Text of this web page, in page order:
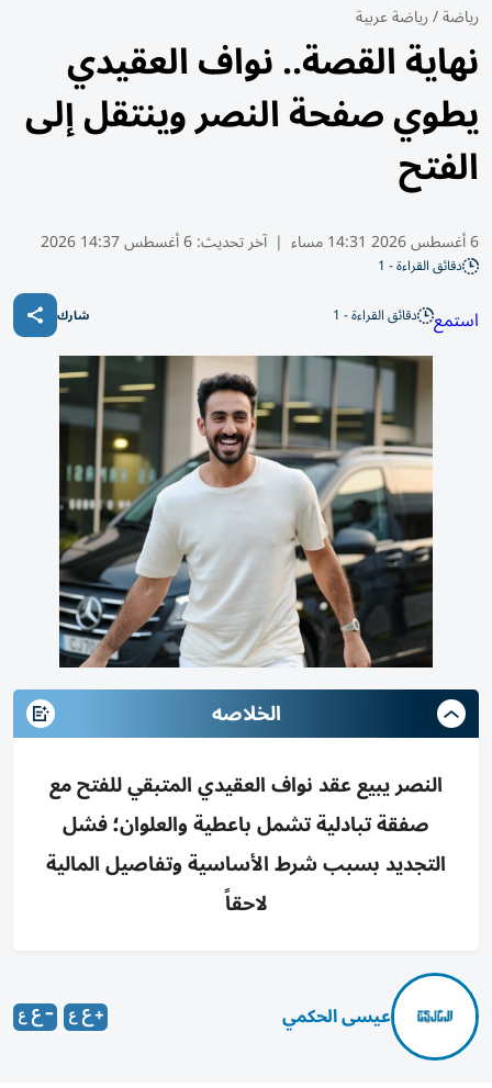
رياضة/رياضة عربية
نهاية القصة.. نواف العقيدي
يطوي صفحة النصر وينتقل إلى
الفتح
6 أغسطس 2026 14:31 مساء | آخر تحديث:6 أغسطس 14:37 2026
دقائق القراءة - 1
استمع دقائق القراءة - 1 شارك
الخلاصه
النصر يبيع عقد نواف العقيدي المتبقي للفتح مع
صفقة تبادلية تشمل باعطية والعلوان؛ فشل
التجديد بسبب شرط الأساسية وتفاصيل المالية
لاحقاً
عيسى الحكمي